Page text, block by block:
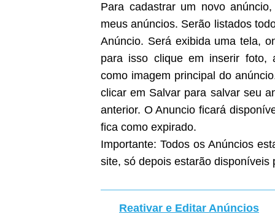
Para cadastrar um novo anúncio,
meus anúncios. Serão listados
Anúncio. Será exibida uma tela,
para isso clique em inserir
como imagem principal do
clicar em Salvar para salvar seu
anterior. O Anuncio ficará
fica como expirado.
Importante: Todos os Anúncios
site, só depois estarão disponíveis
Reativar e Editar Anúncios